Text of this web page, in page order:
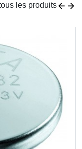
les produits